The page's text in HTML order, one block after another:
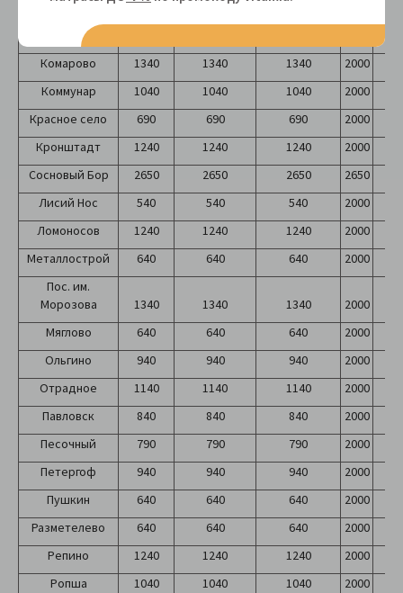
Кавголово
940
Колпино
Комарово
1340 1340 1340 2000
Коммунар
1040 1040 1040 2000
Красное село
690 690 690 2000
Кронштадт
1240 1240 1240 2000
Сосновый Бор
2650 2650 2650 2650
Лисий Нос
540 540 540 2000
Ломоносов
1240 1240 1240 2000
Металлострой
640 640 640 2000
Пос. им.
Морозова
1340 1340 1340 2000
Мяглово
640 640 640 2000
Ольгино
940 940 940 2000
Отрадное
1140 1140 1140 2000
Павловск
840 840 840 2000
Песочный
790 790 790 2000
Петергоф
940 940 940 2000
Пушкин
640 640 640 2000
Разметелево
640 640 640 2000
Репино
1240 1240 1240 2000
Ропша
1040 1040 1040 2000